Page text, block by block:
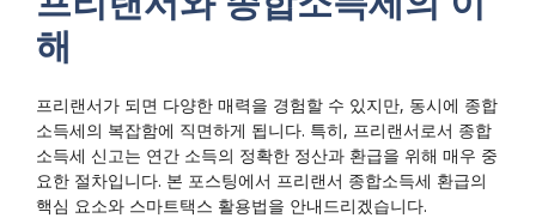
해
프리랜서가 되면 다양한 매력을 경험할 수 있지만, 동시에 종합
소득세의 복잡함에 직면하게 됩니다. 특히, 프리랜서로서 종합
소득세 신고는 연간 소득의 정확한 정산과 환급을 위해 매우 중
요한 절차입니다. 본 포스팅에서 프리랜서 종합소득세 환급의
핵심 요소와 스마트택스 활용법을 안내드리겠습니다.